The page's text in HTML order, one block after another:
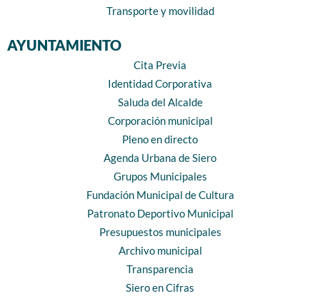
Transporte y movilidad
AYUNTAMIENTO
Cita Previa
Identidad Corporativa
Saluda del Alcalde
Corporación municipal
Pleno en directo
Agenda Urbana de Siero
Grupos Municipales
Fundación Municipal de Cultura
Patronato Deportivo Municipal
Presupuestos municipales
Archivo municipal
Transparencia
Siero en Cifras